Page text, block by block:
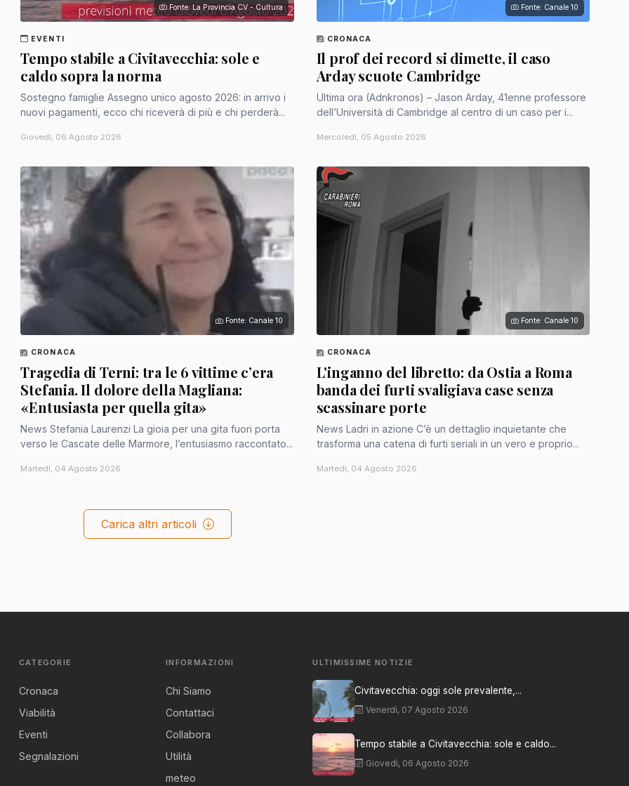
Fonte: La Provincia CV - Cultura
EVENTI
Tempo stabile a Civitavecchia: sole e
caldo sopra la norma
Sostegno famiglie Assegno unico agosto 2026: in arrivo i
nuovi pagamenti, ecco chi riceverà di più e chi perderà...
Giovedì, 06 Agosto 2026
Fonte: Canale 10
CRONACA
Il prof dei record si dimette, il caso
Arday scuote Cambridge
Ultima ora (Adnkronos) – Jason Arday, 41enne professore
dell’Università di Cambridge al centro di un caso per i...
Mercoledì, 05 Agosto 2026
Fonte: Canale 10
CRONACA
Tragedia di Terni: tra le 6 vittime c’era
Stefania. Il dolore della Magliana:
«Entusiasta per quella gita»
News Stefania Laurenzi La gioia per una gita fuori porta
verso le Cascate delle Marmore, l’entusiasmo raccontato...
Martedì, 04 Agosto 2026
Fonte: Canale 10
CRONACA
L'inganno del libretto: da Ostia a Roma
banda dei furti svaligiava case senza
scassinare porte
News Ladri in azione C’è un dettaglio inquietante che
trasforma una catena di furti seriali in un vero e proprio...
Martedì, 04 Agosto 2026
Carica altri articoli
CATEGORIE
Cronaca
Viabilità
Eventi
Segnalazioni
INFORMAZIONI
Chi Siamo
Contattaci
Collabora
Utilità
meteo
ULTIMISSIME NOTIZIE
Civitavecchia: oggi sole prevalente,...
Venerdì, 07 Agosto 2026
Tempo stabile a Civitavecchia: sole e caldo...
Giovedì, 06 Agosto 2026